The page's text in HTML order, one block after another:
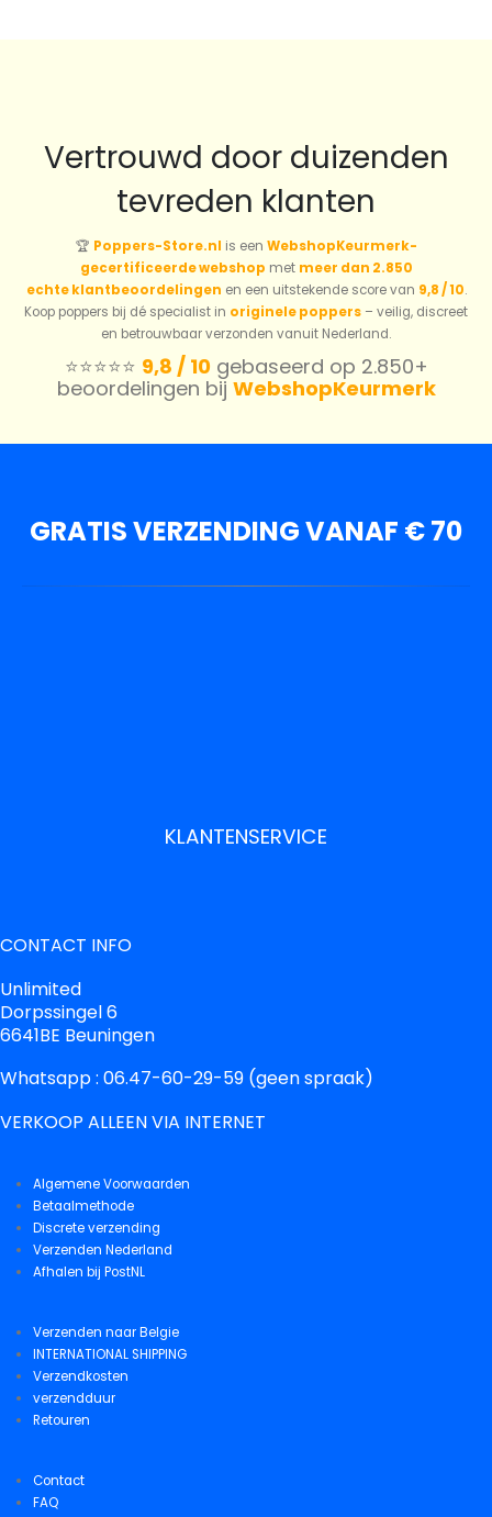
Vertrouwd door duizenden
tevreden klanten
🏆 Poppers-Store.nl is een WebshopKeurmerk-
gecertificeerde webshop met meer dan 2.850
echte klantbeoordelingen en een uitstekende score van 9,8 / 10.
Koop poppers bij dé specialist in originele poppers – veilig, discreet
en betrouwbaar verzonden vanuit Nederland.
⭐️⭐️⭐️⭐️⭐️ 9,8 / 10gebaseerd op 2.850+
beoordelingen bij WebshopKeurmerk
GRATIS VERZENDING VANAF € 70
KLANTENSERVICE
CONTACT INFO
Unlimited
Dorpssingel 6
6641BE Beuningen
Whatsapp : 06.47-60-29-59 (geen spraak)
VERKOOP ALLEEN VIA INTERNET
Algemene Voorwaarden
Betaalmethode
Discrete verzending
Verzenden Nederland
Afhalen bij PostNL
Verzenden naar Belgie
INTERNATIONAL SHIPPING
Verzendkosten
verzendduur
Retouren
Contact
FAQ